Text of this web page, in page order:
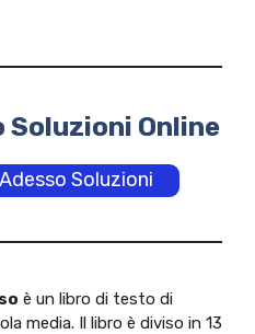
Soluzioni Online
Soluzioni
è un libro di testo di
media. Il libro è diviso in 13